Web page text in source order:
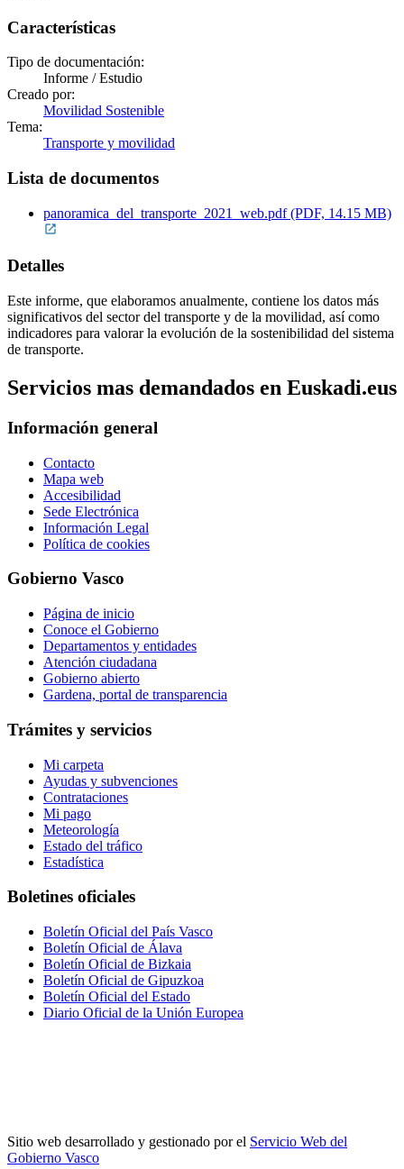
Características
Tipo de documentación:
Informe / Estudio
Creado por:
Movilidad Sostenible
Tema:
Transporte y movilidad
Lista de documentos
panoramica_del_transporte_2021_web.pdf (PDF, 14.15 MB)
Detalles
Este informe, que elaboramos anualmente, contiene los datos más
significativos del sector del transporte y de la movilidad, así como
indicadores para valorar la evolución de la sostenibilidad del sistema
de transporte.
Servicios mas demandados en Euskadi.eus
Información general
Contacto
Mapa web
Accesibilidad
Sede Electrónica
Información Legal
Política de cookies
Gobierno Vasco
Página de inicio
Conoce el Gobierno
Departamentos y entidades
Atención ciudadana
Gobierno abierto
Gardena, portal de transparencia
Trámites y servicios
Mi carpeta
Ayudas y subvenciones
Contrataciones
Mi pago
Meteorología
Estado del tráfico
Estadística
Boletines oficiales
Boletín Oficial del País Vasco
Boletín Oficial de Álava
Boletín Oficial de Bizkaia
Boletín Oficial de Gipuzkoa
Boletín Oficial del Estado
Diario Oficial de la Unión Europea
Sitio web desarrollado y gestionado por el Servicio Web del
Gobierno Vasco